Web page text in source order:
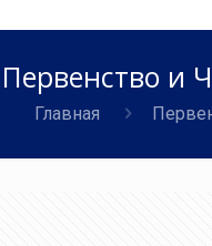
Первенство и
Главная